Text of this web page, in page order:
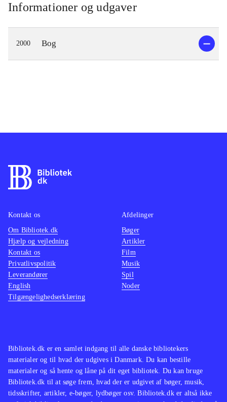
Informationer og udgaver
2000 Bog
Bibliotek.dk er en samlet indgang til alle danske bibliotekers
materialer og til hvad der udgives i Danmark. Du kan bestille
materialer og så hente og låne på dit eget bibliotek. Du kan bruge
Bibliotek.dk til at søge frem, hvad der er udgivet af bøger, musik,
tidsskrifter, artikler, e-bøger, lydbøger osv. Bibliotek.dk er altså ikke
Kontakt os
Om Bibliotek.dk
Hjælp og vejledning
Kontakt os
Privatlivspolitik
Leverandører
English
Tilgængelighedserklæring
Afdelinger
Bøger
Artikler
Film
Musik
Spil
Noder